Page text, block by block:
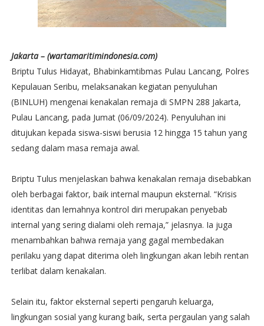
Jakarta – (wartamaritimindonesia.com)
Briptu Tulus Hidayat, Bhabinkamtibmas Pulau Lancang, Polres
Kepulauan Seribu, melaksanakan kegiatan penyuluhan
(BINLUH) mengenai kenakalan remaja di SMPN 288 Jakarta,
Pulau Lancang, pada Jumat (06/09/2024). Penyuluhan ini
ditujukan kepada siswa-siswi berusia 12 hingga 15 tahun yang
sedang dalam masa remaja awal.
Briptu Tulus menjelaskan bahwa kenakalan remaja disebabkan
oleh berbagai faktor, baik internal maupun eksternal. “Krisis
identitas dan lemahnya kontrol diri merupakan penyebab
internal yang sering dialami oleh remaja,” jelasnya. Ia juga
menambahkan bahwa remaja yang gagal membedakan
perilaku yang dapat diterima oleh lingkungan akan lebih rentan
terlibat dalam kenakalan.
Selain itu, faktor eksternal seperti pengaruh keluarga,
lingkungan sosial yang kurang baik, serta pergaulan yang salah